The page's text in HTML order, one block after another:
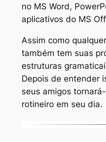
no MS Word,
aplicativos do MS
Assim como qualquer
também tem suas
estruturas
Depois de entender
seus amigos
rotineiro em seu dia.